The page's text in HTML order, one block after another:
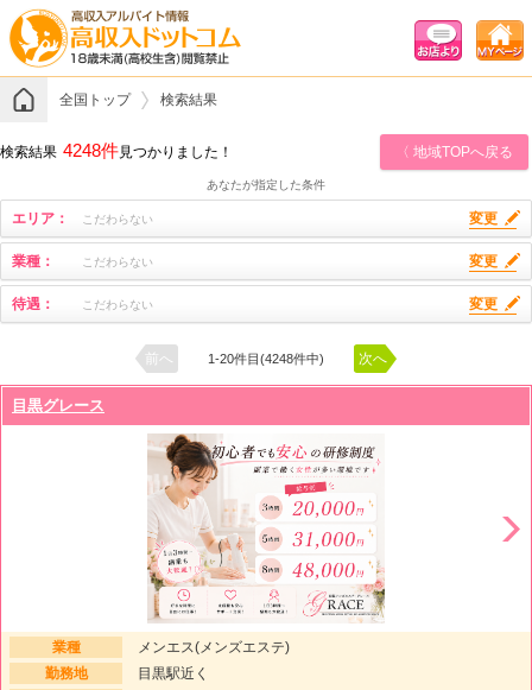
全国トップ 検索結果
検索結果 4248件見つかりました！ 〈 地域TOPへ戻る
あなたが指定した条件
エリア： こだわらない 変更
業種： こだわらない 変更
待遇： こだわらない 変更
前へ 1-20件目(4248件中) 次へ
目黒グレース
業種
メンエス(メンズエステ)
勤務地
目黒駅近く